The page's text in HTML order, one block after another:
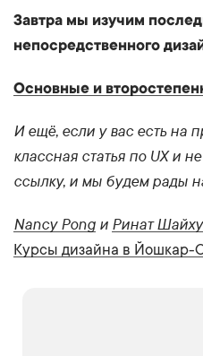
Завтра мы изучим
непосредственного
Основные и
И ещё, если у вас есть на
классная статья по UX и
ссылку, и мы будем рады
Nancy Pong и Ринат
Курсы дизайна в Йошкар-